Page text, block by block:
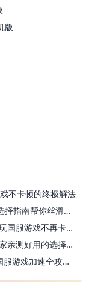
版
不卡顿的终极解法
海外党打枪神纪卡成PPT？这篇加速器选择指南帮你丝滑上分
美国打我的起源加速器下载指南：海外玩国服游戏不再卡的终极方案
江南百景图国外加速器有哪些？海外玩家亲测好用的选择与避坑指南
去国外能打王国保卫战4吗？海外玩家国服游戏加速全攻略（附公主连结幻想江湖实测）